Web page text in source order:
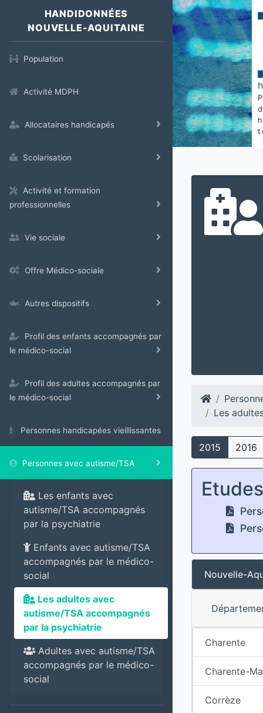
HANDIDONNÉES
NOUVELLE-AQUITAINE
Population
Activité MDPH
Allocataires handicapés
Scolarisation
Activité et formation
professionnelles
Vie sociale
Offre Médico-sociale
Autres dispositifs
Profil des enfants accompagnés par
le médico-social
Profil des adultes accompagnés par
le médico-social
Personnes handicapées vieillissantes
Personnes avec autisme/TSA
Les enfants avec
autisme/TSA accompagnés
par la psychiatrie
Enfants avec autisme/TSA
accompagnés par le médico-
social
Les adultes avec
autisme/TSA accompagnés
par la psychiatrie
Adultes avec autisme/TSA
accompagnés par le médico-
social
Les
2015 2016
Etudes
Nouvelle-
Charente
Charente-
Corrèze